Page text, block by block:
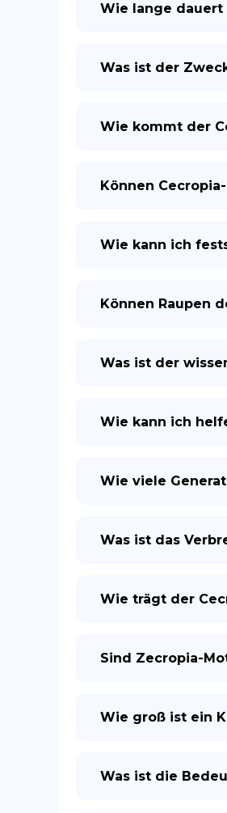
Wie lange dauert
Was ist der
Wie kommt der
Können
Wie kann ich
Können Raupen
Was ist der
Wie kann ich
Wie viele
Was ist das
Wie trägt der
Sind Zecropia-
Wie groß ist ein
Was ist die